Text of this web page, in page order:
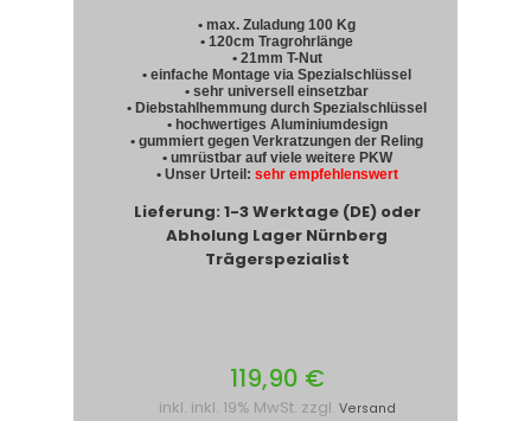
• max. Zuladung 100 Kg
• 120cm Tragrohrlänge
• 21mm T-Nut
• einfache Montage via Spezialschlüssel
• sehr universell einsetzbar
• Diebstahlhemmung durch Spezialschlüssel
• hochwertiges Aluminiumdesign
• gummiert gegen Verkratzungen der Reling
• umrüstbar auf viele weitere PKW
• Unser Urteil: sehr empfehlenswert
Lieferung: 1-3 Werktage (DE) oder
Abholung Lager Nürnberg
Trägerspezialist
119,90 €
inkl. inkl. 19% MwSt. zzgl. Versand